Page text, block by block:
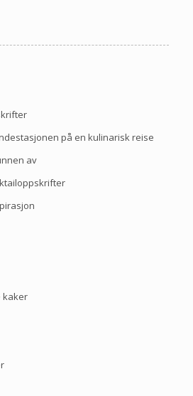
på en kulinarisk reise
av
kaker